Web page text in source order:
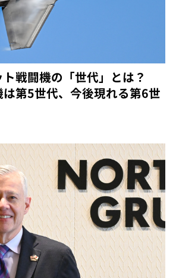
ト戦闘機の「世代」とは？
第5世代、今後現れる第6世